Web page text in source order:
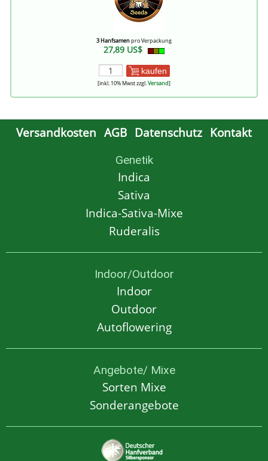
3 Hanfsamenpro Verpackung
27,89 US$
kaufen
[inkl. 10% Mwst zzgl.Versand]
Versandkosten AGB Datenschutz Kontakt
Genetik
Indica
Sativa
Indica-Sativa-Mixe
Ruderalis
Indoor/Outdoor
Indoor
Outdoor
Autoflowering
Angebote/ Mixe
Sorten Mixe
Sonderangebote